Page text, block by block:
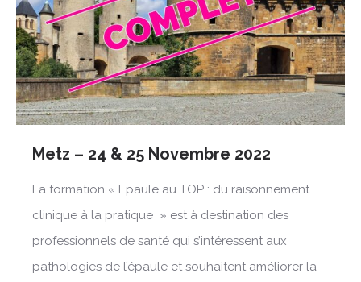
Metz – 24 & 25 Novembre 2022
La formation « Epaule au TOP : du raisonnement
clinique à la pratique » est à destination des
professionnels de santé qui s’intéressent aux
pathologies de l’épaule et souhaitent améliorer la